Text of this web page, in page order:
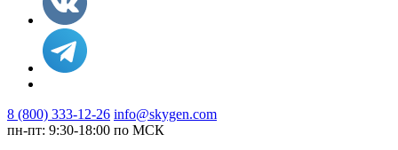
8 (800) 333-12-26 info@skygen.com
пн-пт: 9:30-18:00 по МСК